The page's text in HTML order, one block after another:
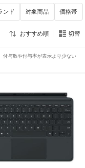
ンド 対象商品 価格帯
おすすめ順 切替
付与数や付与率が表示より少ない